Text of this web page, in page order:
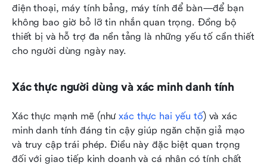
điện thoại, máy tính bảng, máy tính để bàn—để bạn
không bao giờ bỏ lỡ tin nhắn quan trọng. Đồng bộ
thiết bị và hỗ trợ đa nền tảng là những yếu tố cần thiết
cho người dùng ngày nay.
Xác thực người dùng và xác minh danh tính
Xác thực mạnh mẽ (như xác thực hai yếu tố) và xác
minh danh tính đáng tin cậy giúp ngăn chặn giả mạo
và truy cập trái phép. Điều này đặc biệt quan trọng
đối với giao tiếp kinh doanh và cá nhân có tính chất